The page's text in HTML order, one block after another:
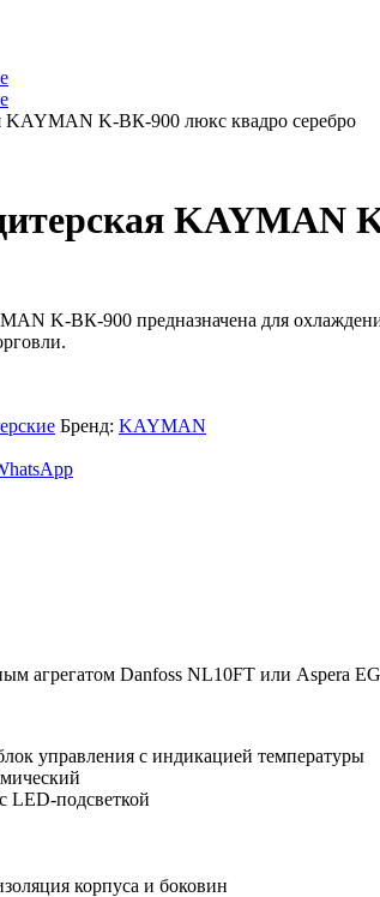
KAYMAN K-ВК-900 люкс квадро серебро
KAYMAN
K-ВК-900 предназначена для
Бренд: KAYMAN
агрегатом Danfoss NL10FT или Aspera
управления с индикацией температуры
LED-подсветкой
корпуса и боковин